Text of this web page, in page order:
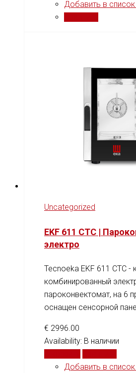
Добавить в
Uncategorized
EKF 611 CTC |
электро
Tecnoeka EKF 611 CTC -
комбинированный
пароконвектомат, на 6
оснащен сенсорной
€ 2996.00
Availability: В наличии
Добавить в